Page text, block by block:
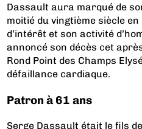
Dassault aura marqué de
moitié du vingtième siècle
d’intérêt et son activité
annoncé son décès cet
Rond Point des Champs
défaillance cardiaque.
Patron à 61 ans
Serge Dassault était le fils